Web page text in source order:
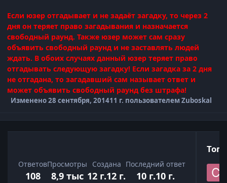
Если юзер отгадывает и не задаёт загадку, то через 2
дня он теряет право загадывания и назначается
свободный раунд. Также юзер может сам сразу
объявить свободный раунд и не заставлять людей
ждать. В обоих случаях данный юзер теряет право
отгадывать следующую загадку! Если загадка за 2 дня
не отгадана, то загадавший сам называет ответ и
может объявить свободный раунд без штрафа!
Изменено28 сентября, 201411 г. пользователем Zuboskal
Ответов
108
Просмотры
8,9 тыс
Создана
12 г.12 г.
Последний ответ
10 г.10 г.
Топ